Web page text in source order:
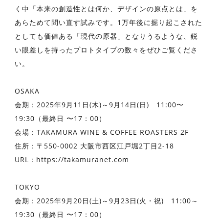
く中「本来の創造性とは何か、デザインの原点とは」を
あらためて問い直す試みです。1万年後に掘り起こされた
としても価値ある「現代の原器」となりうるような、鋭
い眼差しを持ったプロトタイプの数々をぜひご覧くださ
い。
OSAKA
会期：2025年9月11日(木)～9月14日(日) 11:00〜
19:30（最終日 〜17：00）
会場：TAKAMURA WINE & COFFEE ROASTERS 2F
住所：〒550-0002 大阪市西区江戸堀2丁目2-18
URL：https://takamuranet.com
TOKYO
会期：2025年9月20日(土)～9月23日(火・祝) 11:00～
19:30（最終日 〜17：00）